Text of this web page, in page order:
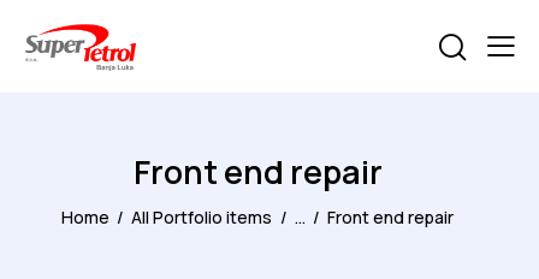
Front end repair
Home All Portfolio items ... Front end repair